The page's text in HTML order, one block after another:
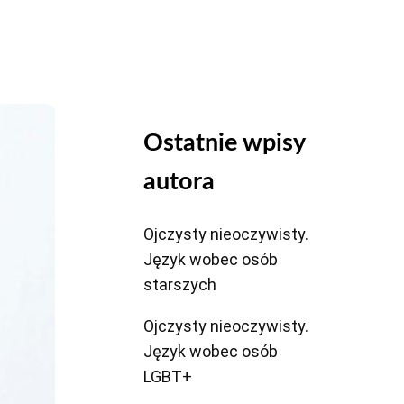
Ostatnie wpisy
autora
Ojczysty nieoczywisty.
Język wobec osób
starszych
Ojczysty nieoczywisty.
Język wobec osób
LGBT+